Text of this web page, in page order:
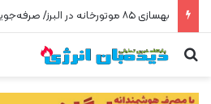
جستجو برای